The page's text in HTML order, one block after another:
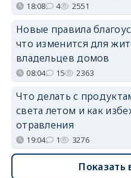
18:08 4 2551
Новые правила
что изменится для
владельцев домов
08:04 15 2363
Что делать с
света летом и как
отравления
19:04 1 3276
Показать